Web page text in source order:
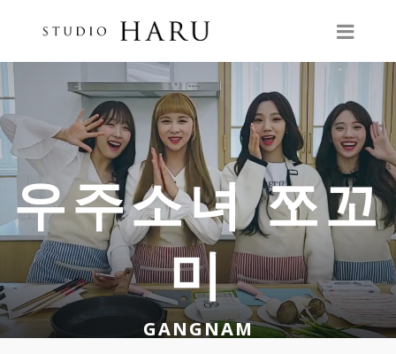
우주소녀 쪼꼬
미
GANGNAM